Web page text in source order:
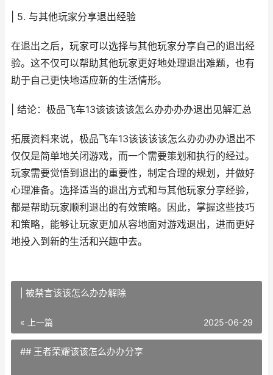
| 5. 与其他玩家分享退出经验
在退出之后，玩家可以选择与其他玩家分享自己的退出经
验。这不仅可以帮助其他玩家更好地处理退出难题，也有
助于自己更快地适应新的生活情形。
| 结论：极品飞车13该该该该怎么办办办办退出见解汇总
拓展资料来说，极品飞车13该该该该怎么办办办办退出不
仅仅是简单地关闭游戏，而一个需要策划和执行的经过。
玩家需要觉悟到退出的重要性，制定合理的规划，并做好
心理准备。选择适当的退出方式和与其他玩家分享经验，
都是帮助玩家顺利退出的有效策略。因此，掌握这些技巧
和策略，能够让玩家更加从容地面对游戏退出，进而更好
地投入到新的生活和兴趣中去。
| 被禁言该该怎么办办解除
« 上一篇 2025-06-29
## 王者荣耀该该怎么办办分享